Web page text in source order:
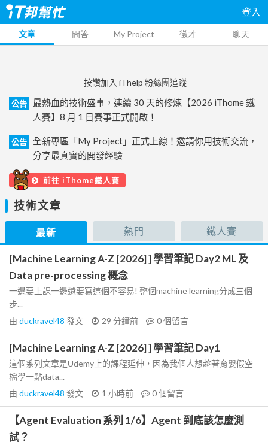
登入
文章 問答 My Project 徵才 聊天
按讚加入 iThelp 粉絲團追蹤
公告
最熱血的技術盛事，連續 30 天的修煉【2026 iThome 鐵
人賽】8 月 1 日賽事正式開啟！
公告
全新專區「My Project」正式上線！邀請你用技術交流，
分享最真實的開發經驗
前往 iThome鐵人賽
技術文章
最新 熱門 鐵人賽
[Machine Learning A-Z [2026] ] 學習筆記 Day2 ML 及
Data pre-processing 概念
一邊要上課一邊還要寫這個不容易! 整個machine learning分成三個
步...
由 duckravel48 發文 29 分鐘前 0個留言
[Machine Learning A-Z [2026] ] 學習筆記 Day1
這個系列文章是Udemy上的課程延伸，因為我個人想趁著育嬰假空
檔學一點data...
由 duckravel48 發文 1 小時前 0個留言
【Agent Evaluation 系列 1/6】Agent 到底該怎麼測
試？